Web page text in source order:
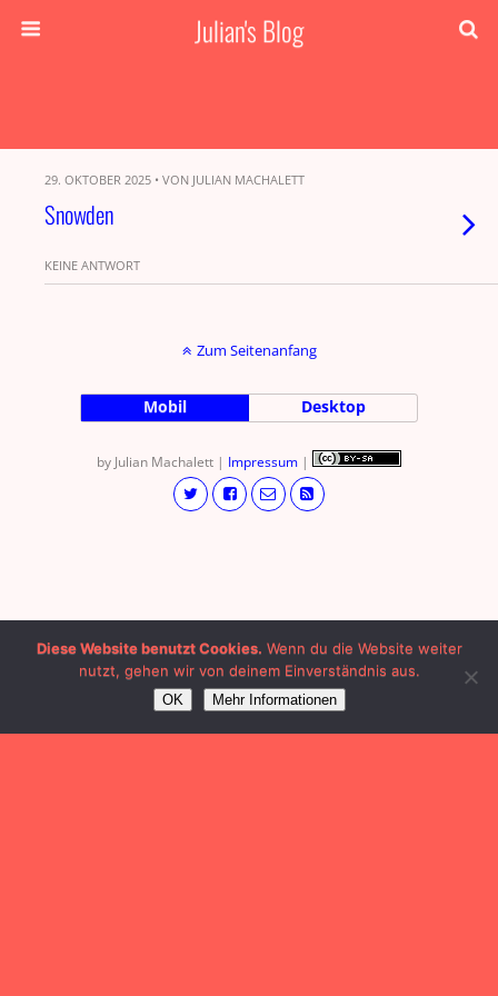
Julian's Blog
29. OKTOBER 2025 • VON JULIAN MACHALETT
Snowden
KEINE ANTWORT
Zum Seitenanfang
Mobil Desktop
by Julian Machalett | Impressum |
Diese Website benutzt Cookies. Wenn du die Website weiter
nutzt, gehen wir von deinem Einverständnis aus.
OK Mehr Informationen